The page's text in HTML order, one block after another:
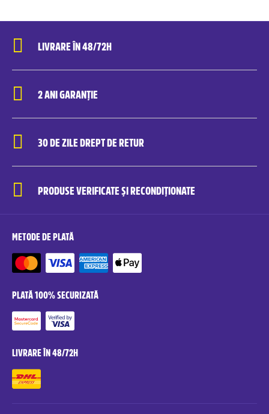
LIVRARE ÎN 48/72H
2 ANI GARANȚIE
30 DE ZILE DREPT DE RETUR
PRODUSE VERIFICATE ȘI RECONDIȚIONATE
METODE DE PLATĂ
PLATĂ 100% SECURIZATĂ
LIVRARE ÎN 48/72H